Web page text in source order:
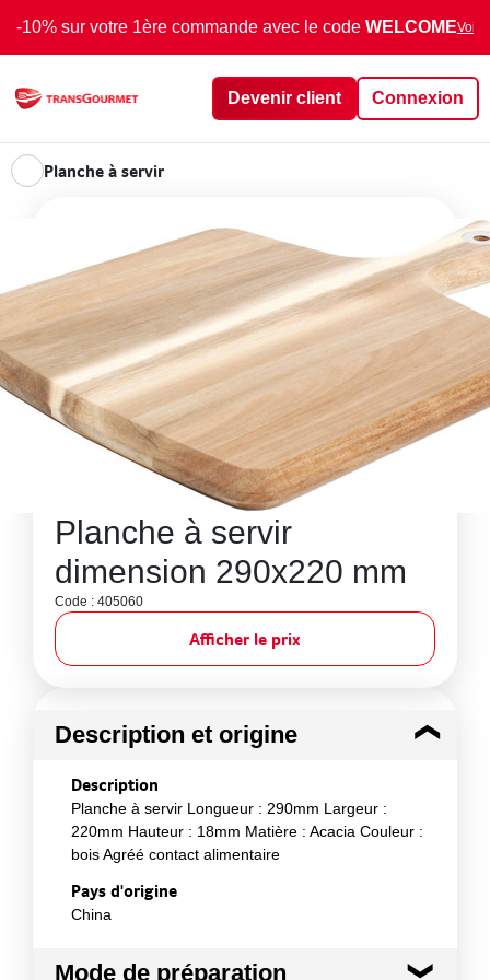
-10% sur votre 1ère commande avec le code WELCOMEVoir
Devenir client Connexion
Planche à servir
Planche à servir
dimension 290x220 mm
Code : 405060
Afficher le prix
Description et origine
Description
Planche à servir Longueur : 290mm Largeur :
220mm Hauteur : 18mm Matière : Acacia Couleur :
bois Agréé contact alimentaire
Pays d'origine
China
Mode de préparation